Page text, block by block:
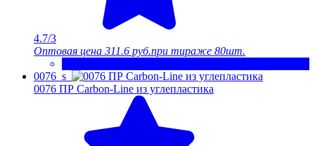
4.7/3
Оптовая цена 311.6 руб.при тираже 80шт.
0076_s
0076 ПР Carbon-Line из углепластика